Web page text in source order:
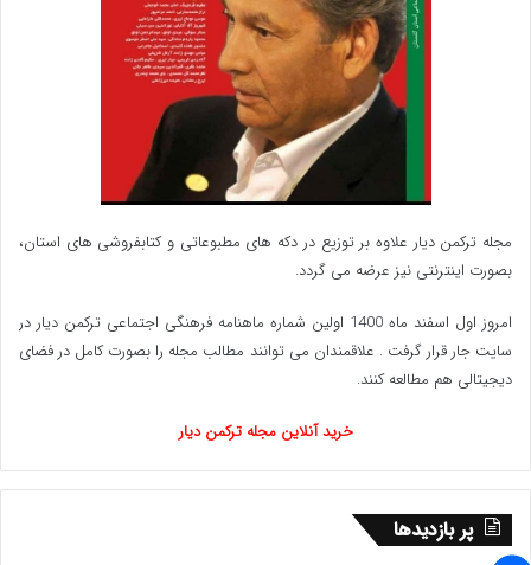
مجله ترکمن دیار علاوه بر توزیع در دکه های مطبوعاتی و کتابفروشی های استان،
بصورت اینترنتی نیز عرضه می گردد.‌
امروز اول اسفند ماه 1400 اولین شماره ماهنامه فرهنگی اجتماعی ترکمن دیار در
سایت جار قرار گرفت . علاقمندان می توانند مطالب مجله را بصورت کامل در فضای
دیجیتالی هم مطالعه کنند.
خرید آنلاین مجله ترکمن دیار
پر بازدیدها